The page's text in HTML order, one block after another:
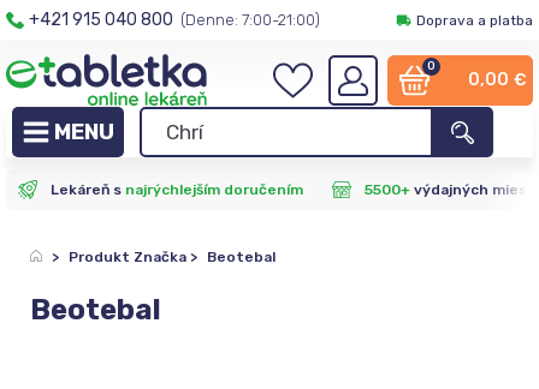
+421 915 040 800 (Denne: 7:00-21:00) Doprava a platba
0
0,00 €
Lekáreň s najrýchlejším doručením 5500+výdajných miest
> Produkt Značka > Beotebal
Beotebal